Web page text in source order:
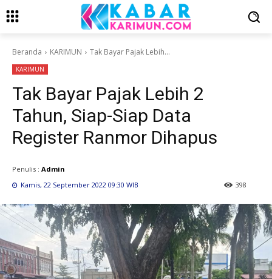
Beranda KARIMUN Tak Bayar Pajak Lebih...
KARIMUN
Tak Bayar Pajak Lebih 2
Tahun, Siap-Siap Data
Register Ranmor Dihapus
Penulis : Admin
Kamis, 22 September 2022 09:30 WIB
398